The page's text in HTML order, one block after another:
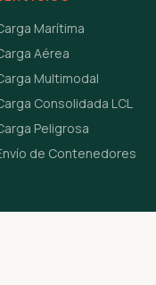
Marítima
Aérea
Multimodal
Consolidada LCL
Peligrosa
de Contenedores